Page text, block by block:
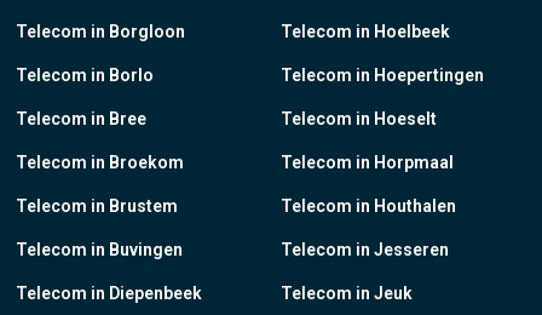
Telecom in Borgloon
Telecom in Borlo
Telecom in Bree
Telecom in Broekom
Telecom in Brustem
Telecom in Buvingen
Telecom in Diepenbeek
Telecom in Hoelbeek
Telecom in Hoepertingen
Telecom in Hoeselt
Telecom in Horpmaal
Telecom in Houthalen
Telecom in Jesseren
Telecom in Jeuk